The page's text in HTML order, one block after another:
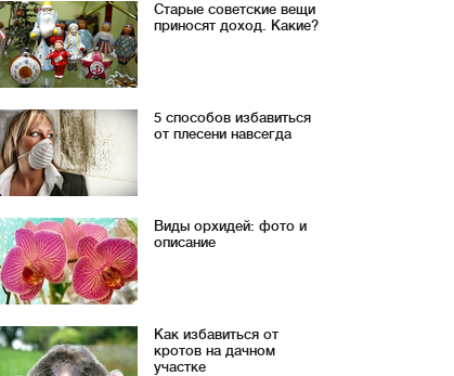
Старые советские вещи
приносят доход. Какие?
5 способов избавиться
от плесени навсегда
Виды орхидей: фото и
описание
Как избавиться от
кротов на дачном
участке